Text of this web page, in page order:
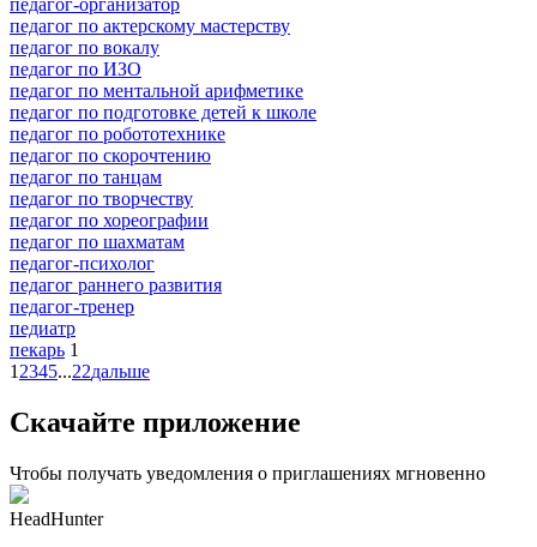
педагог по актерскому мастерству
педагог по вокалу
педагог по ИЗО
педагог по ментальной арифметике
педагог по подготовке детей к школе
педагог по робототехнике
педагог по скорочтению
педагог по танцам
педагог по творчеству
педагог по хореографии
педагог по шахматам
педагог-психолог
педагог раннего развития
педагог-тренер
педиатр
пекарь 1
1 2345...22дальше
Скачайте приложение
Чтобы получать уведомления о приглашениях мгновенно
HeadHunter